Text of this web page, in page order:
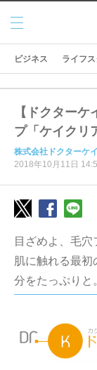
メニ
ュー
ビジネス ライフ
【ドクター
プ「ケイクリ
株式会社ドクターケイ
2018年10月11日
目ざめよ、毛穴
肌に触れる最
分をたっぷりと